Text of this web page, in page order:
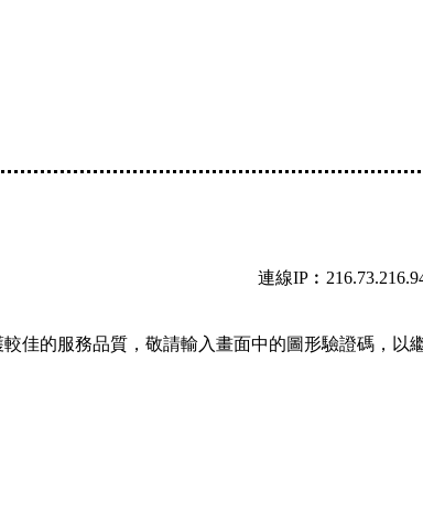
連線
佳的服務品質，敬請輸入畫面中的圖形驗證碼，以